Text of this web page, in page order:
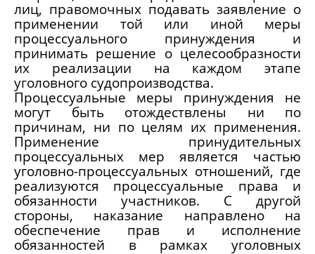
лиц, правомочных подавать заявление о
применении той или иной меры
процессуального принуждения и
принимать решение о целесообразности
их реализации на каждом этапе
уголовного судопроизводства.
Процессуальные меры принуждения не
могут быть отождествлены ни по
причинам, ни по целям их применения.
Применение принудительных
процессуальных мер является частью
уголовно-процессуальных отношений, где
реализуются процессуальные права и
обязанности участников. С другой
стороны, наказание направлено на
обеспечение прав и исполнение
обязанностей в рамках уголовных